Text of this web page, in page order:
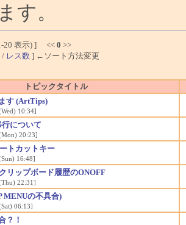
す。
20 表示) ] <<0 >>
/ レス数 ] ←ソート方法変更
トピックタイトル
す (ArtTips)
10:34]
行について
20:23]
トカットキー
16:48]
ップボード履歴のONOFF
22:31]
MENUの不具合)
06:13]
？！